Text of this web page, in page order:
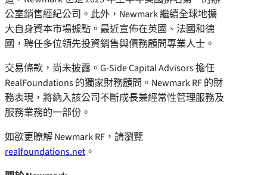
公室銷售經紀公司。此外，Newmark 繼續全球地擴
大自身資本市場據點。最近宣佈在英國、法國和德
國，聘任多位領先投資銷售與債務顧問專業人士。
交易條款，尚未披露。G-Side Capital Advisors 擔任
RealFoundations 的獨家財務顧問。Newmark RF 的財
務表現，將納入該公司不斷成長兼經常性管理服務及
服務業務的一部份。
如欲更瞭解 Newmark RF，請瀏覽
realfoundations.net。